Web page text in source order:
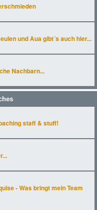
und Aua gibt´s auch hier...
Nachbarn...
staff & stuff!
- Was bringt mein Team